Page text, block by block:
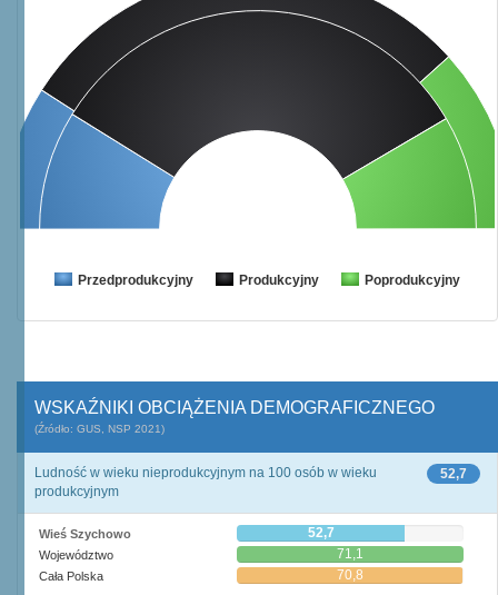
Przedprodukcyjny Produkcyjny Poprodukcyjny
WSKAŹNIKI OBCIĄŻENIA DEMOGRAFICZNEGO
(Źródło: GUS, NSP 2021)
52,7
Ludność w wieku nieprodukcyjnym na 100 osób w wieku
produkcyjnym
Wieś Szychowo 52,7
Województwo 71,1
Cała Polska 70,8